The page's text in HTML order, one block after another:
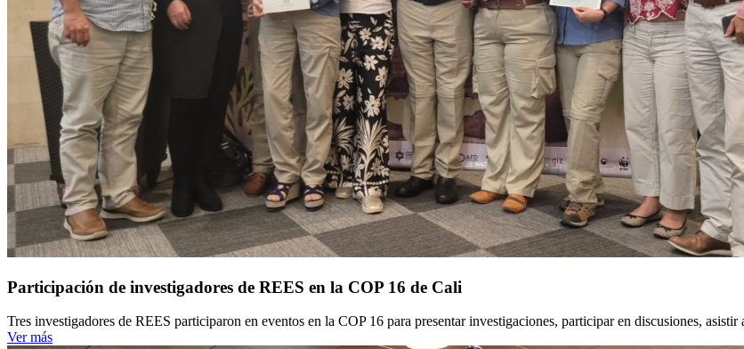
Participación de investigadores de REES en la COP 16 de Cali
Tres investigadores de REES participaron en eventos en la COP 16 para presentar investigaciones, participar en discusiones,
Ver más